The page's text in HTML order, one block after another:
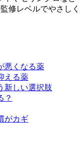
修レベルでやさしく
悪くなる薬
える薬
新しい選択肢
？
がカギ